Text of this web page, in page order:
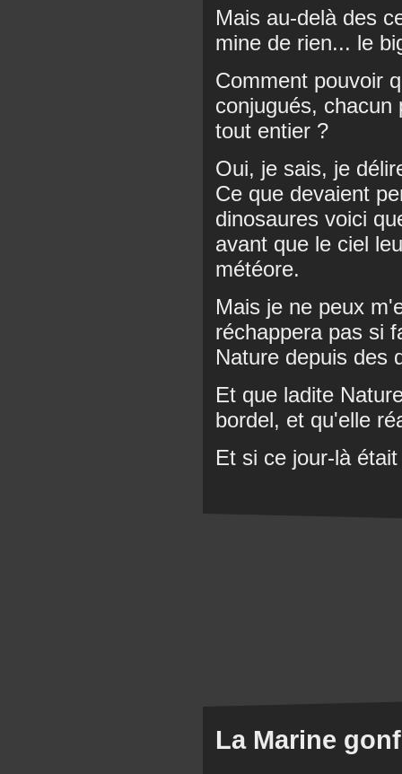
Mais au-delà des
mine de rien... le
Comment pouvoir
conjugués,
tout entier ?
Oui, je sais, je
Ce que devaient
dinosaures voici
avant que le ciel
météore.
Mais je ne peux
réchappera pas si
Nature depuis des
Et que ladite
bordel, et qu'elle
Et si ce jour-là
La Marine